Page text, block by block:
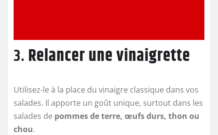
3.Relancer une vinaigrette
Utilisez-le à la place du vinaigre classique dans vos
salades. Il apporte un goût unique, surtout dans les
salades de pommes de terre, œufs durs, thon ou
chou.